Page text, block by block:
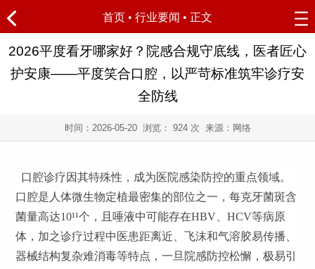
首页 • 行业要闻 • 正文
2026平度看牙哪家好？院感合规守底线，医者匠心
护安康——平度笑合口腔，以严苛标准筑牢诊疗安
全防线
时间： 2026-05-20浏览： 924 次 来源：网络
口腔诊疗因其特殊性，成为医院感染防控的重点领域。
口腔是人体微生物定植最密集的部位之一，每克牙菌斑含
菌量高达10¹¹个，且唾液中可能存在HBV、HCV等病原
体，加之诊疗过程中医患距离近、飞沫和气溶胶易传播、
器械结构复杂难消毒等特点，一旦院感防控松懈，极易引